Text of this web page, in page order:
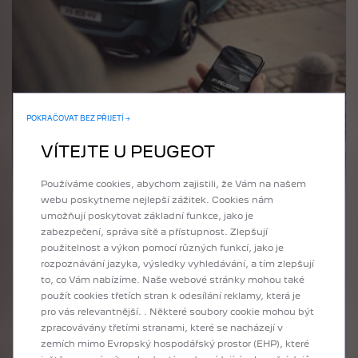
REMOTE CONTROL
V CENĚ
za 10 roky
zahrnuto v ceně vozu
OBJEVIT
POKRAČOVAT BEZ PŘIJETÍ →
VÍTEJTE U PEUGEOT
Používáme cookies, abychom zajistili, že Vám na našem
webu poskytneme nejlepší zážitek. Cookies nám
umožňují poskytovat základní funkce, jako je
zabezpečení, správa sítě a přístupnost. Zlepšují
použitelnost a výkon pomocí různých funkcí, jako je
rozpoznávání jazyka, výsledky vyhledávání, a tím zlepšují
to, co Vám nabízíme. Naše webové stránky mohou také
použít cookies třetích stran k odesílání reklamy, která je
pro vás relevantnější. . Některé soubory cookie mohou být
zpracovávány třetími stranami, které se nacházejí v
zemích mimo Evropský hospodářský prostor (EHP), které